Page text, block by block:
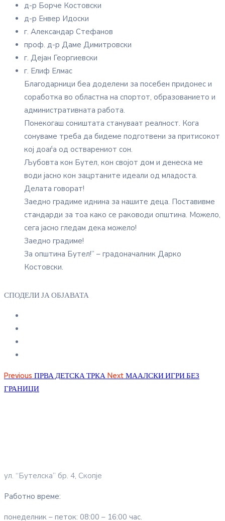
д-р Борче Костовски
д-р Енвер Идоски
г. Александар Стефанов
проф. д-р Даме Димитровски
г. Дејан Георгиевски
г. Елиф Елмас
Благодарници беа доделени за посебен придонес и
соработка во областна на спортот, образованието и
административната работа.
Понекогаш соништата стануваат реалност. Кога
сонуваме треба да бидеме подготвени за притисокот
кој доаѓа од остварениот сон.
Љубовта кон Бутел, кон својот дом и денеска ме
води јасно кон зацртаните идеали од младоста.
Делата говорат!
Заедно градиме иднина за нашите деца. Поставивме
стандарди за тоа како се раководи општина. Можело,
сега јасно гледам дека можело!
Заедно градиме!
За општина Бутел!” – градоначалник Дарко
Костовски.
СПОДЕЛИ ЈА ОБЈАВАТА
Previous ПРВА ДЕТСКА ТРКА Next МААЛСКИ ИГРИ БЕЗ
ГРАНИЦИ
ул. “Бутелска” бр. 4, Скопје
Работно време:
понеделник – петок: 08:00 – 16:00 час.